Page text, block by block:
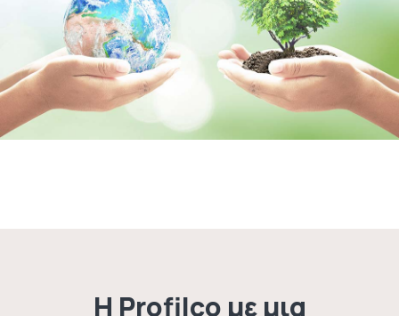
Η Profilco με μια